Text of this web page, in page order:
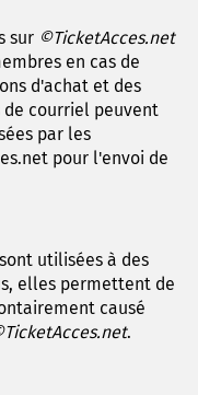
sur ©TicketAcces.net
en cas de
d'achat et des
de courriel peuvent
par les
pour l'envoi de
utilisées à des
elles permettent de
causé
.